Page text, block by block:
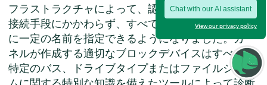
Chat with our AI assistant
View our privacy policy
フラストラクチャによって、認識順序やデバイスの
接続手段にかかわらず、すべてのディスクデバイス
に一定の名前を指定できるようになりました。カー
ネルが作成する適切なブロックデバイスはすべて、
特定のバス、ドライブタイプまたはファイルシステ